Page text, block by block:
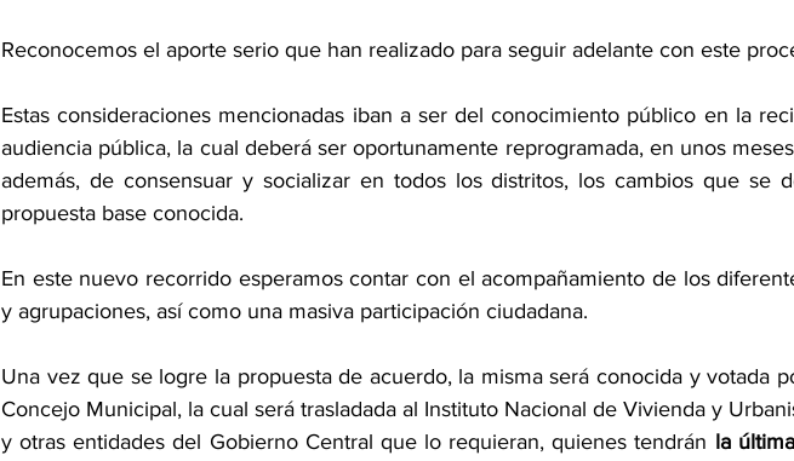
Reconocemos el aporte serio que han realizado para seguir adelante con este
Estas consideraciones mencionadas iban a ser del conocimiento público en la
audiencia pública, la cual deberá ser oportunamente reprogramada, en unos
además, de consensuar y socializar en todos los distritos, los cambios que se
propuesta base conocida.
En este nuevo recorrido esperamos contar con el acompañamiento de los
y agrupaciones, así como una masiva participación ciudadana.
Una vez que se logre la propuesta de acuerdo, la misma será conocida y votada
Concejo Municipal, la cual será trasladada al Instituto Nacional de Vivienda y
y otras entidades del Gobierno Central que lo requieran, quienes tendrán la